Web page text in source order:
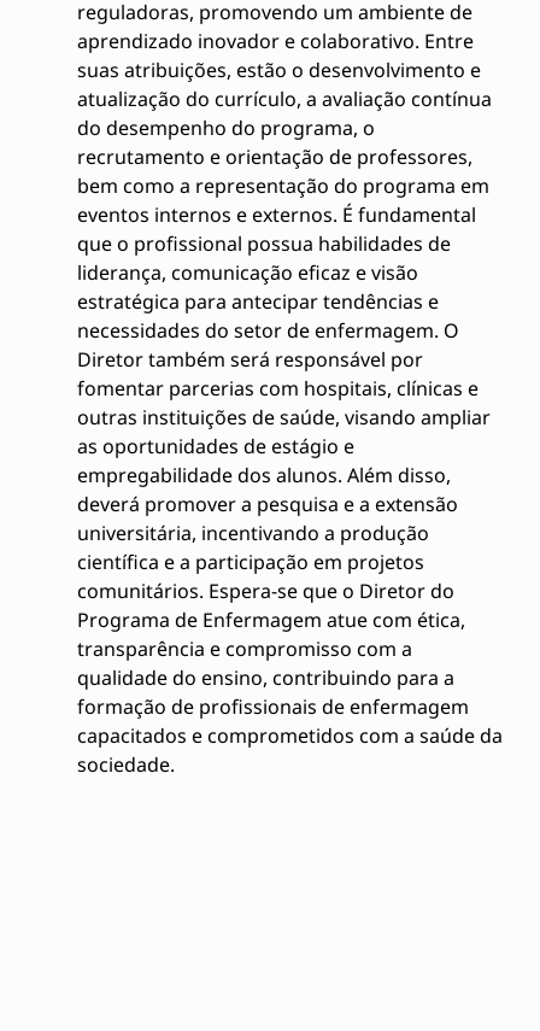
reguladoras, promovendo um ambiente de
aprendizado inovador e colaborativo. Entre
suas atribuições, estão o desenvolvimento e
atualização do currículo, a avaliação contínua
do desempenho do programa, o
recrutamento e orientação de professores,
bem como a representação do programa em
eventos internos e externos. É fundamental
que o profissional possua habilidades de
liderança, comunicação eficaz e visão
estratégica para antecipar tendências e
necessidades do setor de enfermagem. O
Diretor também será responsável por
fomentar parcerias com hospitais, clínicas e
outras instituições de saúde, visando ampliar
as oportunidades de estágio e
empregabilidade dos alunos. Além disso,
deverá promover a pesquisa e a extensão
universitária, incentivando a produção
científica e a participação em projetos
comunitários. Espera-se que o Diretor do
Programa de Enfermagem atue com ética,
transparência e compromisso com a
qualidade do ensino, contribuindo para a
formação de profissionais de enfermagem
capacitados e comprometidos com a saúde da
sociedade.